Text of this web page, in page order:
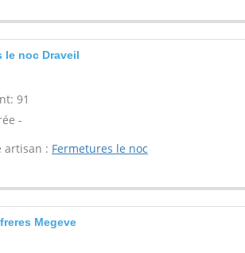
le noc Draveil
91
-
artisan : Fermetures le noc
Megeve